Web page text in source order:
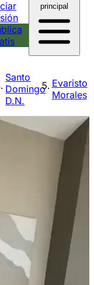
principal
Santo
Domingo
D.N.
Evaristo
Morales